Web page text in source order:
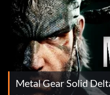
Metal Gear Solid